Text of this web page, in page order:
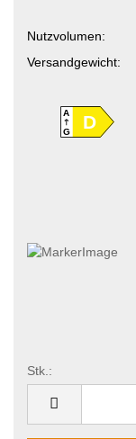
Nutzvolumen:
Versandgewicht:
A
GD
Stk.: